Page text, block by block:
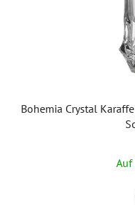
Bohemia Crystal
Auf